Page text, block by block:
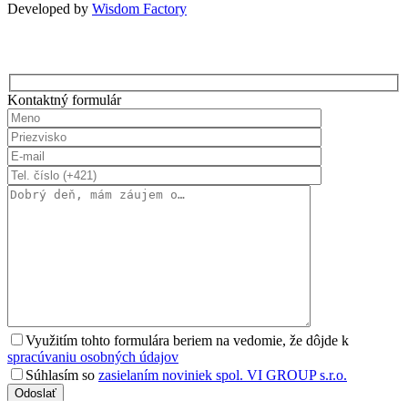
Developed by Wisdom Factory
Kontaktný formulár
Využitím tohto formulára beriem na vedomie, že dôjde k
spracúvaniu osobných údajov
Súhlasím so zasielaním noviniek spol. VI GROUP s.r.o.
Odoslať